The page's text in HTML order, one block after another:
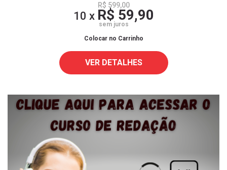
R$ 599,00
10 x R$ 59,90
sem juros
Colocar no Carrinho
VER DETALHES